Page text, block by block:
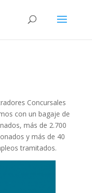
Concursales
con un bagaje de
más de 2.700
y más de 40
tramitados.